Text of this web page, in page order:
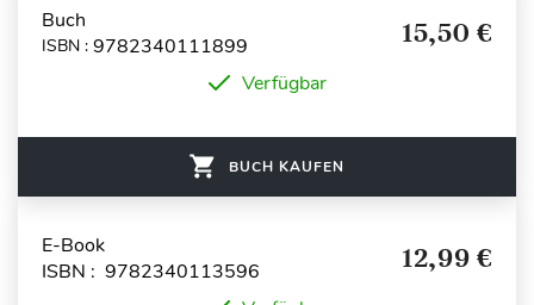
Buch
ISBN : 9782340111899 15,50 €
Verfügbar
BUCH KAUFEN
E-Book
ISBN : 9782340113596
12,99 €